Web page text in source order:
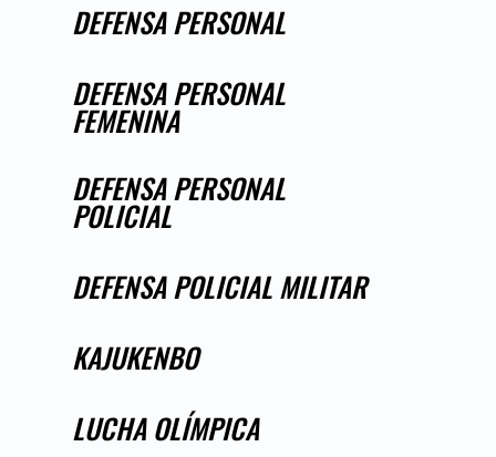
DEFENSA PERSONAL
DEFENSA PERSONAL
FEMENINA
DEFENSA PERSONAL
POLICIAL
DEFENSA POLICIAL MILITAR
KAJUKENBO
LUCHA OLÍMPICA